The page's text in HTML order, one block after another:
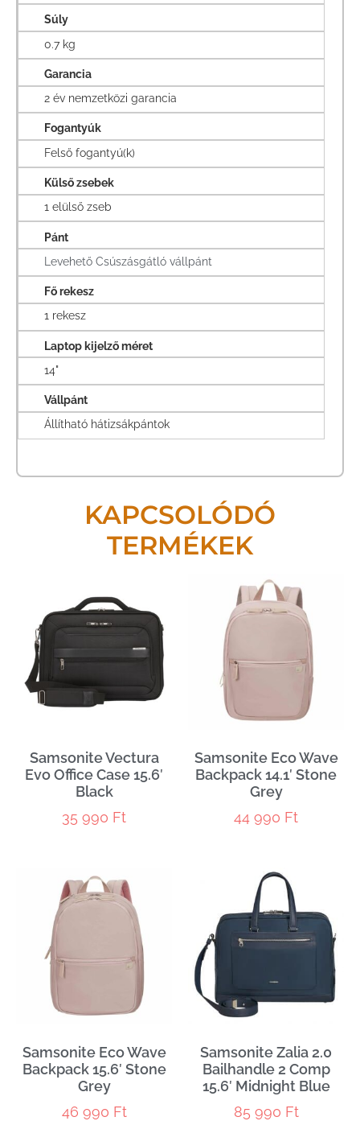
Súly
0.7 kg
Garancia
2 év nemzetközi garancia
Fogantyúk
Felső fogantyú(k)
Külső zsebek
1 elülső zseb
Pánt
Levehető Csúszásgátló vállpánt
Fő rekesz
1 rekesz
Laptop kijelző méret
14"
Vállpánt
Állítható hátizsákpántok
KAPCSOLÓDÓ
TERMÉKEK
Samsonite Vectura
Evo Office Case 15.6′
Black
35 990 Ft
Samsonite Eco Wave
Backpack 14.1′ Stone
Grey
44 990 Ft
Samsonite Eco Wave
Backpack 15.6′ Stone
Grey
46 990 Ft
Samsonite Zalia 2.0
Bailhandle 2 Comp
15.6′ Midnight Blue
85 990 Ft